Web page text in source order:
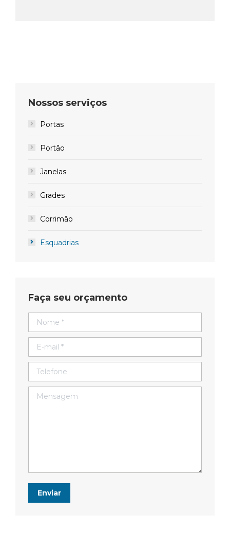
Nossos serviços
Portas
Portão
Janelas
Grades
Corrimão
Esquadrias
Faça seu orçamento
Nome *
E-mail *
Telefone
Mensagem
Enviar